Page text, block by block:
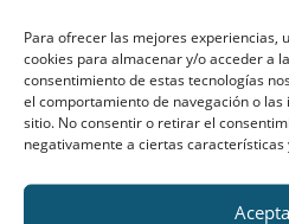
Para ofrecer las mejores experiencias,
cookies para almacenar y/o acceder a
consentimiento de estas tecnologías
el comportamiento de navegación o
sitio. No consentir o retirar el
negativamente a ciertas características
un poco asustadas
campamento de
ni menos, ¡¡12 días!!...
Excusión a Siete Picos –
Nov 15,